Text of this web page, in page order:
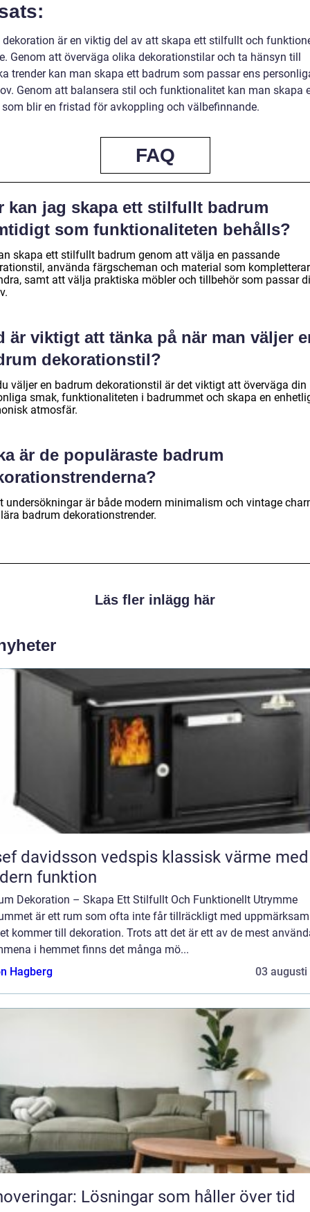
dekoration är en viktig del av att skapa ett stilfullt och
Genom att överväga olika dekorationstilar och ta hänsyn till
trender kan man skapa ett badrum som passar ens
Genom att balansera stil och funktionalitet kan man skapa
blir en fristad för avkoppling och välbefinnande.
FAQ
kan jag skapa ett stilfullt badrum
som funktionaliteten behålls?
skapa ett stilfullt badrum genom att välja en passande
använda färgscheman och material som kompletterar
samt att välja praktiska möbler och tillbehör som passar
är viktigt att tänka på när man väljer
dekorationstil?
väljer en badrum dekorationstil är det viktigt att överväga din
smak, funktionaliteten i badrummet och skapa en
atmosfär.
är de populäraste badrum
undersökningar är både modern minimalism och vintage
badrum dekorationstrender.
Läs fler inlägg här
vedspis klassisk värme med
funktion
Dekoration – Skapa Ett Stilfullt Och Funktionellt Utrymme
är ett rum som ofta inte får tillräckligt med
kommer till dekoration. Trots att det är ett av de mest
i hemmet finns det många mö...
Hagberg
03 augusti
Lösningar som håller över tid